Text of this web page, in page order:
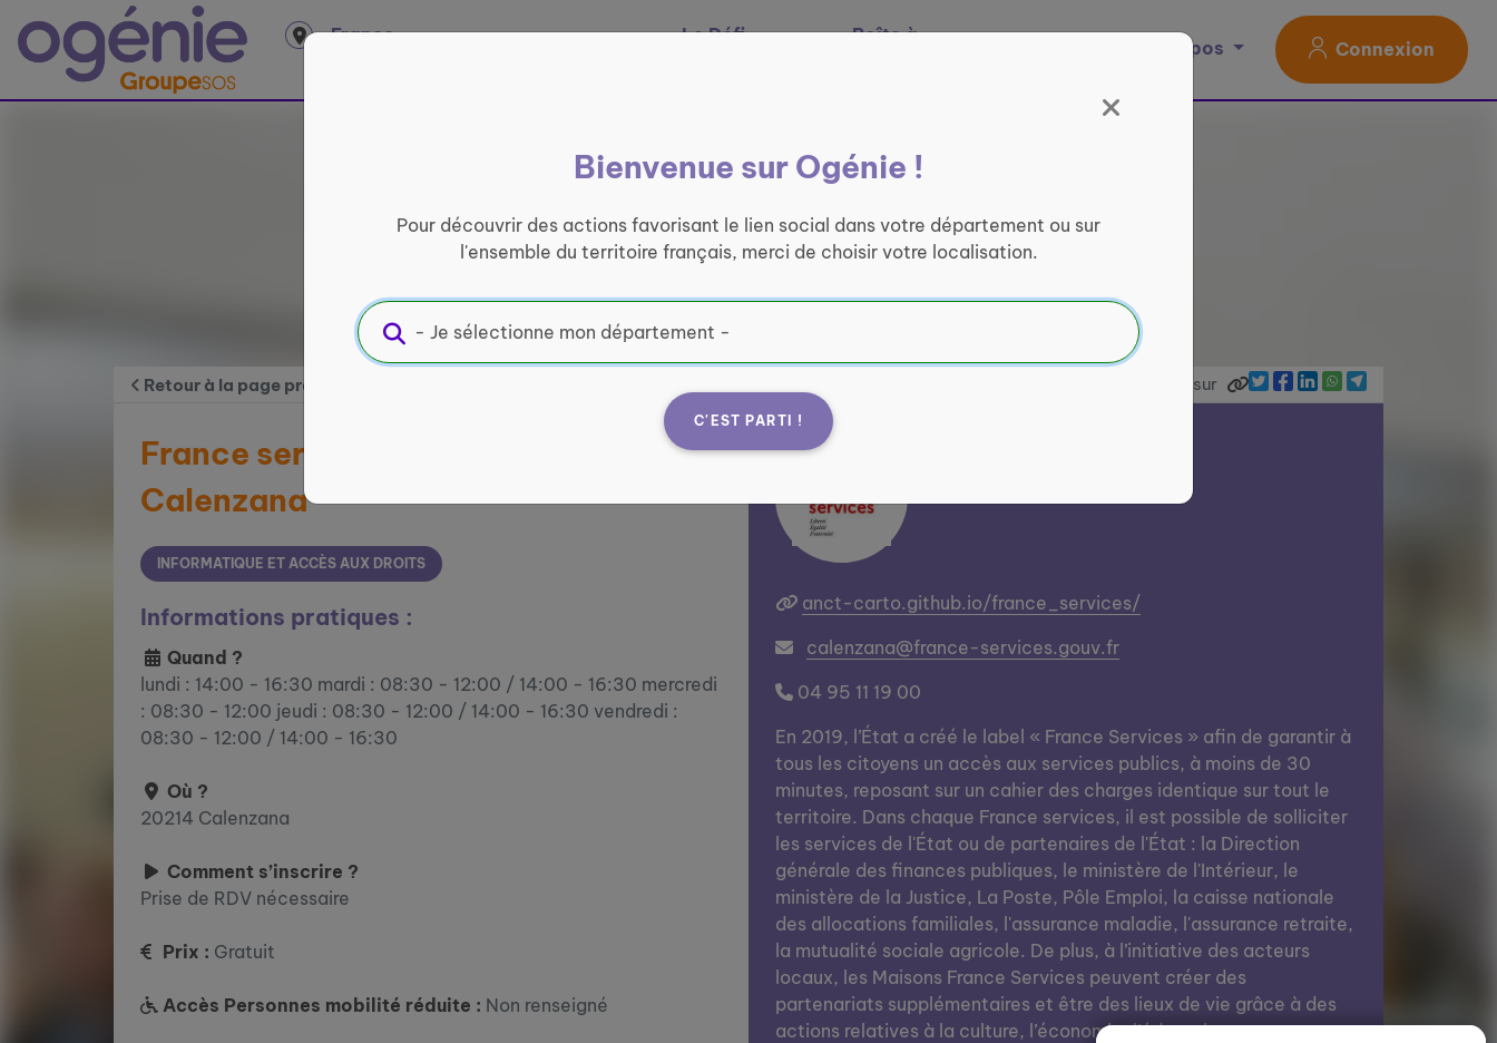
France
Le Défi
Boîte à
À propos Connexion
Bienvenue sur Ogénie !
Pour découvrir des actions favorisant le lien social dans votre département ou sur
l'ensemble du territoire français, merci de choisir votre localisation.
C'EST PARTI !
Retour à la page précédente Partager sur
France services La Poste de
Calenzana
INFORMATIQUE ET ACCÈS AUX DROITS
Informations pratiques :
Quand ?
lundi : 14:00 - 16:30 mardi : 08:30 - 12:00 / 14:00 - 16:30 mercredi
: 08:30 - 12:00 jeudi : 08:30 - 12:00 / 14:00 - 16:30 vendredi :
08:30 - 12:00 / 14:00 - 16:30
Où ?
20214 Calenzana
Comment s’inscrire ?
Prise de RDV nécessaire
Prix : Gratuit
Accès Personnes mobilité réduite : Non renseigné
anct-carto.github.io/france_services/
calenzana@france-services.gouv.fr
04 95 11 19 00
En 2019, l’État a créé le label « France Services » afin de garantir à
tous les citoyens un accès aux services publics, à moins de 30
minutes, reposant sur un cahier des charges identique sur tout le
territoire. Dans chaque France services, il est possible de solliciter
les services de l'État ou de partenaires de l'État : la Direction
générale des finances publiques, le ministère de l'Intérieur, le
ministère de la Justice, La Poste, Pôle Emploi, la caisse nationale
des allocations familiales, l'assurance maladie, l'assurance retraite,
la mutualité sociale agricole. De plus, à l’initiative des acteurs
locaux, les Maisons France Services peuvent créer des
partenariats supplémentaires et être des lieux de vie grâce à des
actions relatives à la culture, l’économie, l’éducation, etc.
Panneau de gestion des cookies